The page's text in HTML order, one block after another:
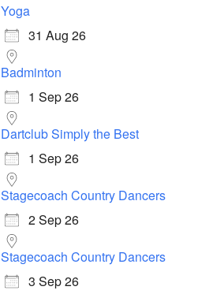
Yoga
31 Aug 26
Badminton
1 Sep 26
Dartclub Simply the Best
1 Sep 26
Stagecoach Country Dancers
2 Sep 26
Stagecoach Country Dancers
3 Sep 26